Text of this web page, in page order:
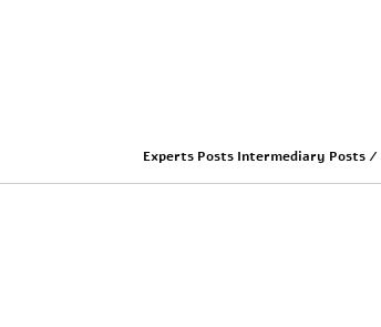
Experts Posts Intermediary Posts/